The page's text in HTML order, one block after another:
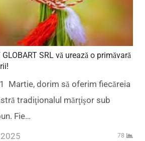
GLOBART SRL vă urează o primăvară
Martie, dorim să oferim fiecăreia
tradiţionalul mărţişor sub
Fie…
78